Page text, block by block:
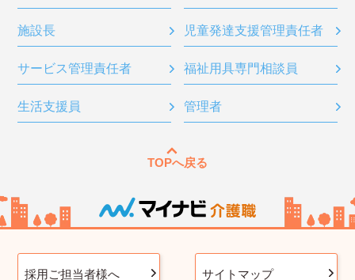
施設長 児童発達支援管理責任者
サービス管理責任者 福祉用具専門相談員
生活支援員 管理者
TOPへ戻る
採用ご担当者様へ サイトマップ